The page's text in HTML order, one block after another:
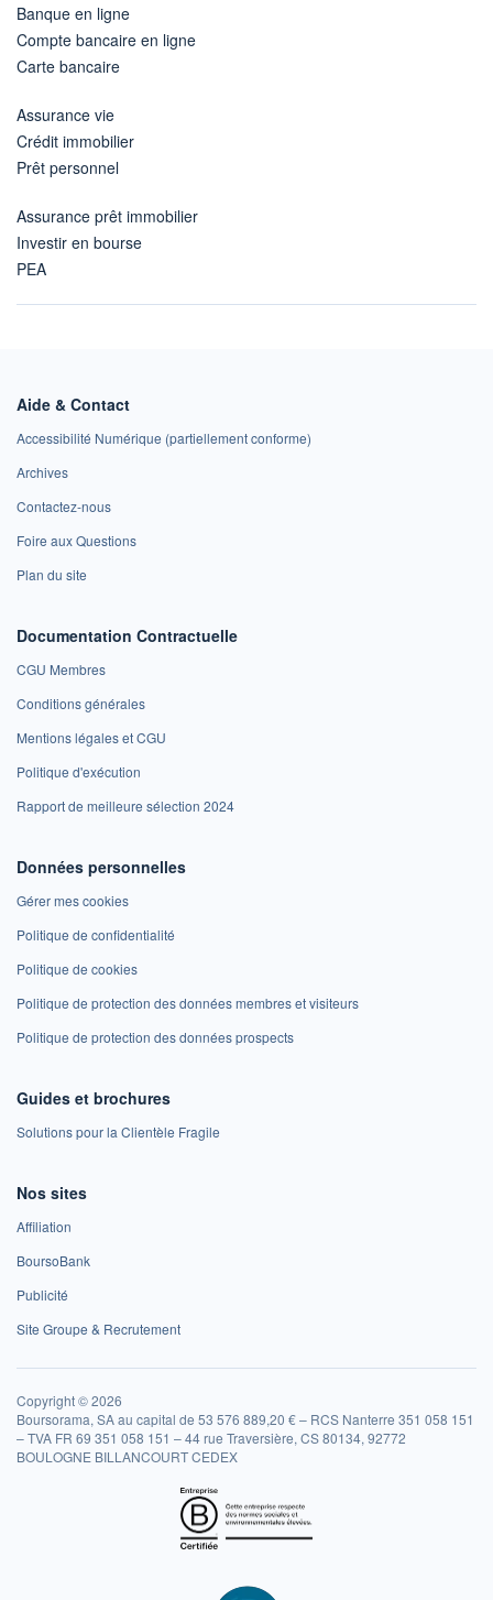
Banque en ligne
Compte bancaire en ligne
Carte bancaire
Assurance vie
Crédit immobilier
Prêt personnel
Assurance prêt immobilier
Investir en bourse
PEA
Aide & Contact
Accessibilité Numérique (partiellement conforme)
Archives
Contactez-nous
Foire aux Questions
Plan du site
Documentation Contractuelle
CGU Membres
Conditions générales
Mentions légales et CGU
Politique d'exécution
Rapport de meilleure sélection 2024
Données personnelles
Gérer mes cookies
Politique de confidentialité
Politique de cookies
Politique de protection des données membres et visiteurs
Politique de protection des données prospects
Guides et brochures
Solutions pour la Clientèle Fragile
Nos sites
Affiliation
BoursoBank
Publicité
Site Groupe & Recrutement
Copyright © 2026
Boursorama, SA au capital de 53 576 889,20 € – RCS Nanterre 351 058 151
– TVA FR 69 351 058 151 – 44 rue Traversière, CS 80134, 92772
BOULOGNE BILLANCOURT CEDEX